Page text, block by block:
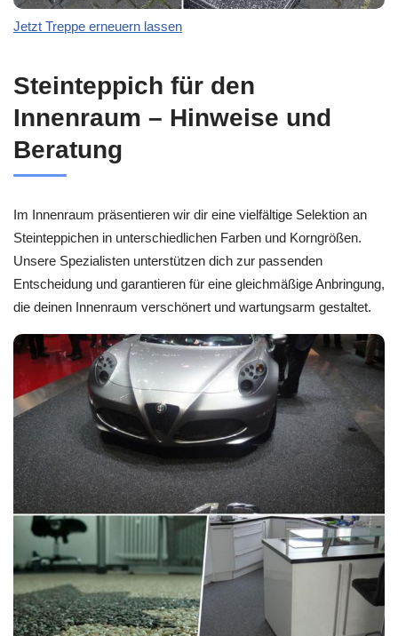
Jetzt Treppe erneuern lassen
Steinteppich für den
Innenraum – Hinweise und
Beratung
Im Innenraum präsentieren wir dir eine vielfältige Selektion an
Steinteppichen in unterschiedlichen Farben und Korngrößen.
Unsere Spezialisten unterstützen dich zur passenden
Entscheidung und garantieren für eine gleichmäßige Anbringung,
die deinen Innenraum verschönert und wartungsarm gestaltet.